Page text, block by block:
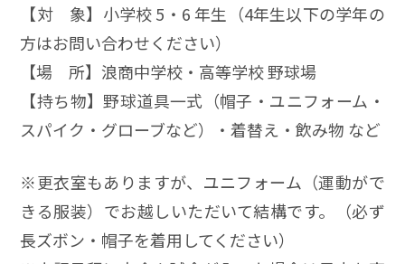
【対 象】小学校 5・6 年生（4年生以下の学年の
方はお問い合わせください）
【場 所】浪商中学校・高等学校 野球場
【持ち物】野球道具一式（帽子・ユニフォーム・
スパイク・グローブなど）・着替え・飲み物 など
※更衣室もありますが、ユニフォーム（運動がで
きる服装）でお越しいただいて結構です。（必ず
長ズボン・帽子を着用してください）